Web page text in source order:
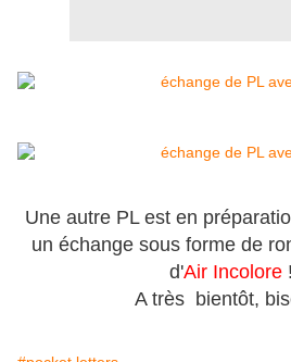
Une autre PL est en
un échange sous forme de
d'Air Incolore
A très bientôt,